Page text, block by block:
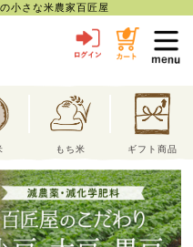
小さな米農家百匠屋
もち米 ギフト商品